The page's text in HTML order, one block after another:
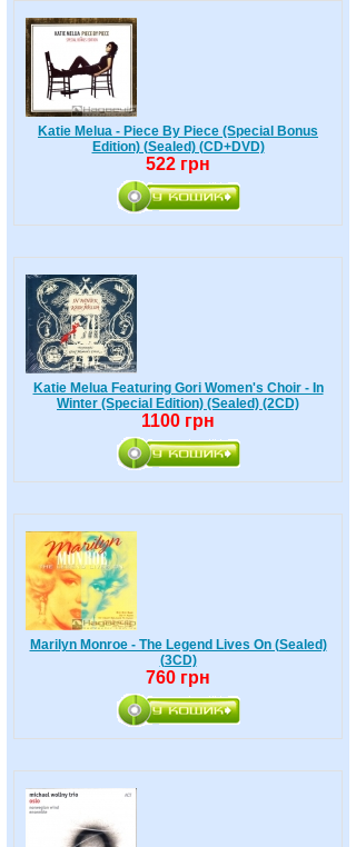
Katie Melua - Piece By Piece (Special Bonus
Edition) (Sealed) (CD+DVD)
522 грн
Katie Melua Featuring Gori Women's Choir - In
Winter (Special Edition) (Sealed) (2CD)
1100 грн
Marilyn Monroe - The Legend Lives On (Sealed)
(3CD)
760 грн